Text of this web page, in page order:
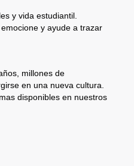
y vida estudiantil.
y ayude a trazar
millones de
en una nueva cultura.
disponibles en nuestros